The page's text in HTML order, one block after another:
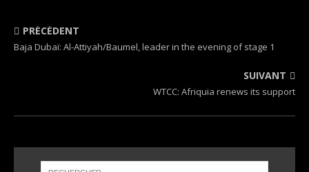
PRÉCÉDENT
Baja Dubaï: Al-Attiyah/Baumel, leader in the evening of stage 1
SUIVANT
WTCC: Afriquia renews its support